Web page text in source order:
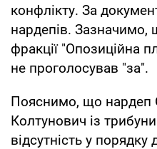
конфлікту. За
нардепів. Зазначимо,
фракції "Опозиційна
не проголосував "за".
Пояснимо, що
Колтунович із
відсутність у